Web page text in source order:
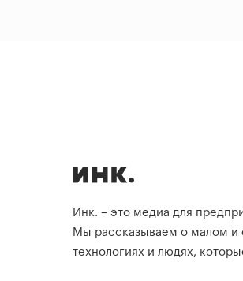
Инк. – это медиа для
Мы рассказываем о малом и
технологиях и людях,